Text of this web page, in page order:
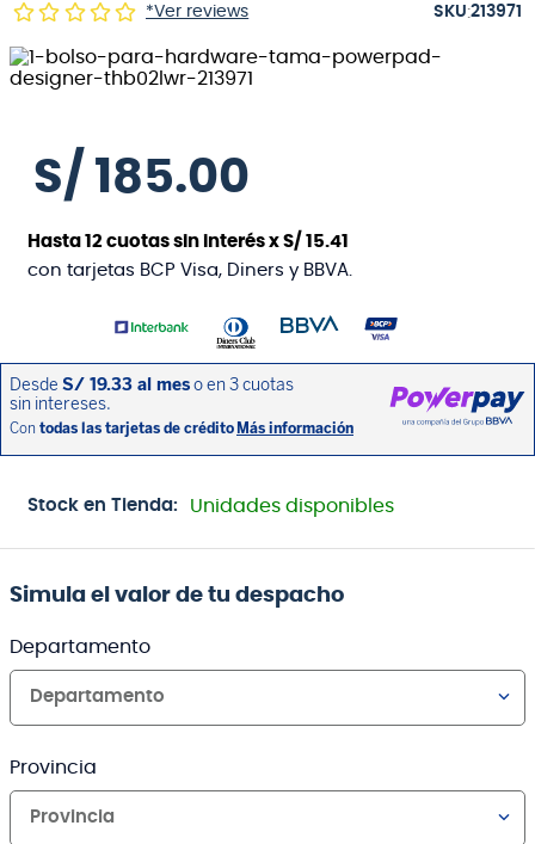
*Ver reviews :213971
S/ 185.00
Hasta12 cuotas sin interés xS/ 15.41
con tarjetas BCP Visa, Diners y BBVA.
Stock en Tienda: Unidades disponibles
Simula el valor de tu despacho
Departamento
Departamento
Provincia
Provincia